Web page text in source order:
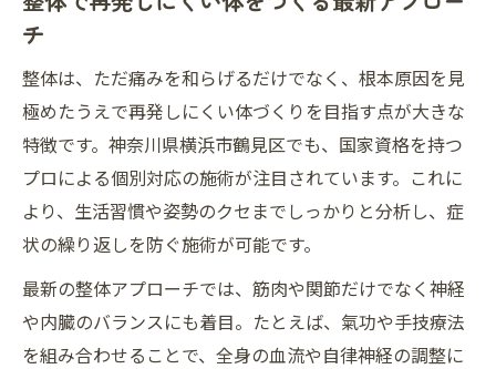
チ
整体は、ただ痛みを和らげるだけでなく、根本原因を見
極めたうえで再発しにくい体づくりを目指す点が大きな
特徴です。神奈川県横浜市鶴見区でも、国家資格を持つ
プロによる個別対応の施術が注目されています。これに
より、生活習慣や姿勢のクセまでしっかりと分析し、症
状の繰り返しを防ぐ施術が可能です。
最新の整体アプローチでは、筋肉や関節だけでなく神経
や内臓のバランスにも着目。たとえば、氣功や手技療法
を組み合わせることで、全身の血流や自律神経の調整に